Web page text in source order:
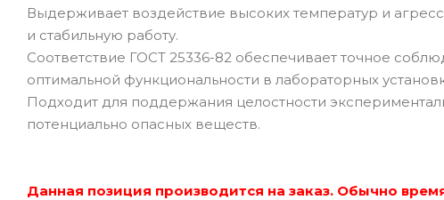
Выдерживает воздействие высоких температур и
и стабильную работу.
Соответствие ГОСТ 25336-82 обеспечивает точное
оптимальной функциональности в лабораторных
Подходит для поддержания целостности
потенциально опасных веществ.
Данная позиция производится на заказ. Обычно